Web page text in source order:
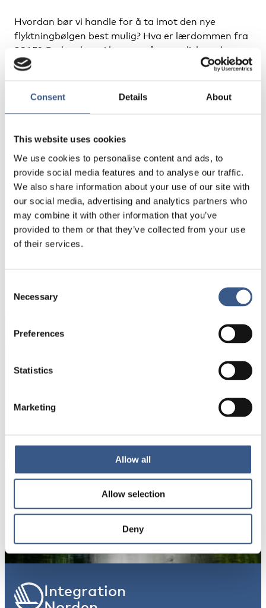
Consent Details About
This website uses cookies
We use cookies to personalise content and ads, to
provide social media features and to analyse our traffic.
We also share information about your use of our site with
our social media, advertising and analytics partners who
may combine it with other information that you’ve
provided to them or that they’ve collected from your use
of their services.
Selection
Necessary
Preferences
Statistics
Marketing
Allow all
Allow selection
Deny
Hvordan bør vi handle for å ta imot den nye
flyktningbølgen best mulig? Hva er lærdommen fra
2015? Og hva kan vi lære av våre nordiske naboer
når det gjelder bosted, språkopplæring, mottak av
kan forbedre mottaksstrukturen ved å se hva som
våre nordiske naboer. Under debatten presenterer
vi en ny forskningsrapport som blant annet trekker
frem politiske anbefalinger skreddersydd til en
norsk kontekst.
Receive newsletters and notifications about
new publications, events and statistics.
parties. For more information, please read our
Integration